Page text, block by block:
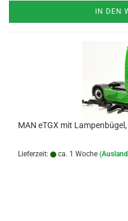
IN DEN
MAN eTGX mit
Lieferzeit: ca. 1 Woche